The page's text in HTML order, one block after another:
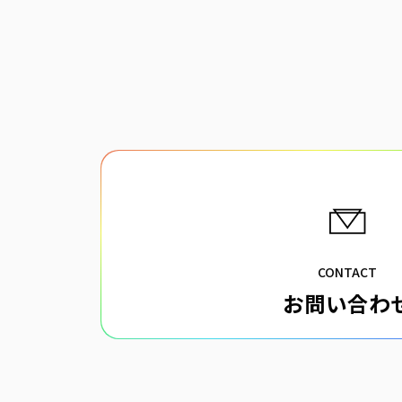
CONTACT
お問い合わ